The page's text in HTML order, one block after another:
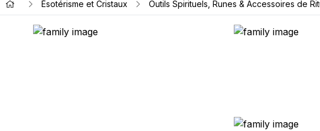
Ésotérisme et Cristaux Outils Spirituels, Runes & Accessoires de